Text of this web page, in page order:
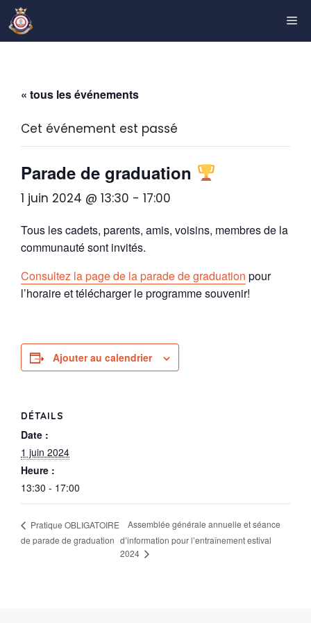
Aller
au
contenu
« tous les événements
Cet événement est passé
Parade de graduation
1 juin 2024 @ 13:30 - 17:00
Tous les cadets, parents, amis, voisins, membres de la
communauté sont invités.
Consultez la page de la parade de graduation pour
l’horaire et télécharger le programme souvenir!
Ajouter au calendrier
DÉTAILS
Date :
1 juin 2024
Heure :
13:30 - 17:00
Pratique OBLIGATOIRE
de parade de graduation
Assemblée générale annuelle et séance
d’information pour l’entraînement estival
2024